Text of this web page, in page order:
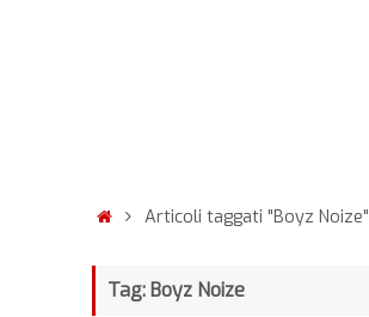
Articoli taggati "Boyz Noize"
Tag: Boyz Noize